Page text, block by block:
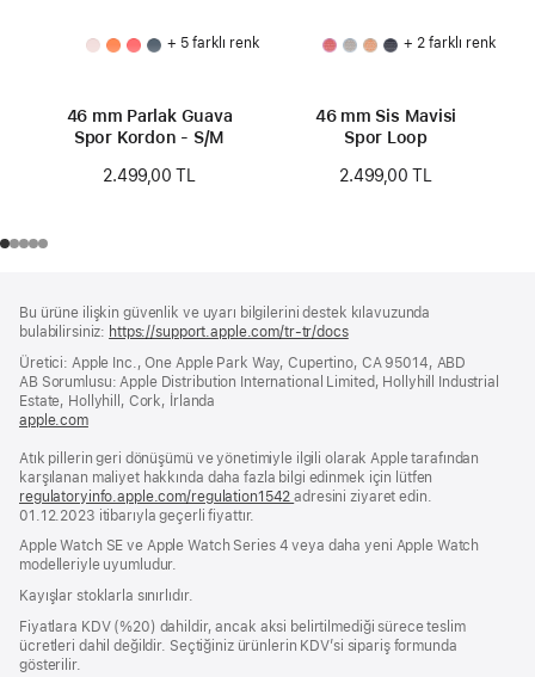
+ 5 farklı renk
46 mm Parlak Guava
Spor Kordon - S/M
2.499,00 TL
+ 2 farklı renk
46 mm Sis Mavisi
Spor Loop
2.499,00 TL
Bilgi
Bu ürüne ilişkin güvenlik ve uyarı bilgilerini destek kılavuzunda
bulabilirsiniz: https://support.apple.com/tr-tr/docs(yeni
pencerede
açılır)
Üretici: Apple Inc., One Apple Park Way, Cupertino, CA 95014, ABD
AB Sorumlusu: Apple Distribution International Limited, Hollyhill Industrial
Estate, Hollyhill, Cork, İrlanda
apple.com(yeni
pencerede
açılır)
Atık pillerin geri dönüşümü ve yönetimiyle ilgili olarak Apple tarafından
karşılanan maliyet hakkında daha fazla bilgi edinmek için lütfen
regulatoryinfo.apple.com/regulation1542(yeni
pencerede
açılır)
adresini ziyaret edin.
01.12.2023 itibarıyla geçerli fiyattır.
Apple Watch SE ve Apple Watch Series 4 veya daha yeni Apple Watch
modelleriyle uyumludur.
Kayışlar stoklarla sınırlıdır.
Fiyatlara KDV (%20) dahildir, ancak aksi belirtilmediği sürece teslim
ücretleri dahil değildir. Seçtiğiniz ürünlerin KDV’si sipariş formunda
gösterilir.